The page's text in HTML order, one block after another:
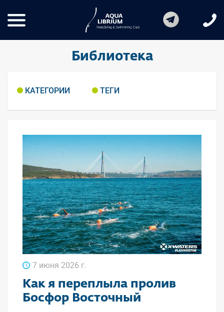
Библиотека
7 июня 2026 г.
Как я переплыла пролив
Босфор Восточный
КАТЕГОРИИ ТЕГИ